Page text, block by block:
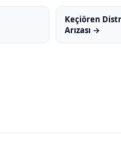
Keçiören
Arızası →